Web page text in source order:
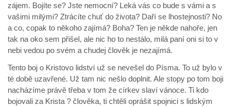
zájem. Bojíte se? Jste nemocní? Leká vás co bude s vámi a s
vašimi milými? Ztrácíte chuť do života? Daří se lhostejnosti? No
a co, copak to někoho zajímá? Boha? Ten je někde nahoře, jen
tak na oko sem přišel, ale nic ho to nestálo, milá paní oni si to v
nebi vedou po svém a chudej člověk je nezajímá.
Tento boj o Kristovo lidství už se nevešel do Písma. To už bylo v
té době uzavřené. Už tam nic nešlo doplnit. Ale stopy po tom boji
nacházíme právě třeba v tom že církev slaví vánoce. Ti kdo
bojovali za Krista ? člověka, ti chtěli oprášit spojnici s lidským